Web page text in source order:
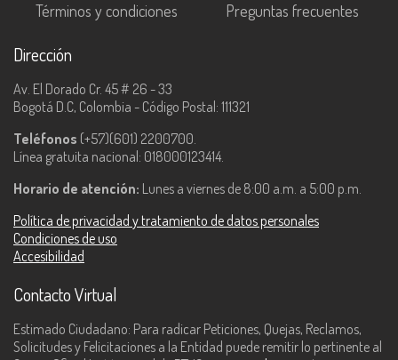
Términos y condiciones
Preguntas frecuentes
Dirección
Av. El Dorado Cr. 45 # 26 - 33
Bogotá D.C, Colombia - Código Postal: 111321
Teléfonos (+57)(601) 2200700.
Línea gratuita nacional: 018000123414.
Horario de atención: Lunes a viernes de 8:00 a.m. a 5:00 p.m.
Política de privacidad y tratamiento de datos personales
Condiciones de uso
Accesibilidad
Contacto Virtual
Estimado Ciudadano: Para radicar Peticiones, Quejas, Reclamos,
Solicitudes y Felicitaciones a la Entidad puede remitir lo pertinente al